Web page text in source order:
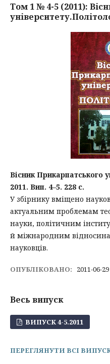
Том 1 № 4-5 (2011):
Вісник Прикарпатського
2011. Вип. 4–5. 228 с.
У збірнику вміщено
актуальним проблемам
науки, політичним
й міжнародним
науковців.
ОПУБЛІКОВАНО: 2011-06-29
Весь випуск
ВИПУСК 4-5.2011
ПЕРЕГЛЯНУТИ ВСІ